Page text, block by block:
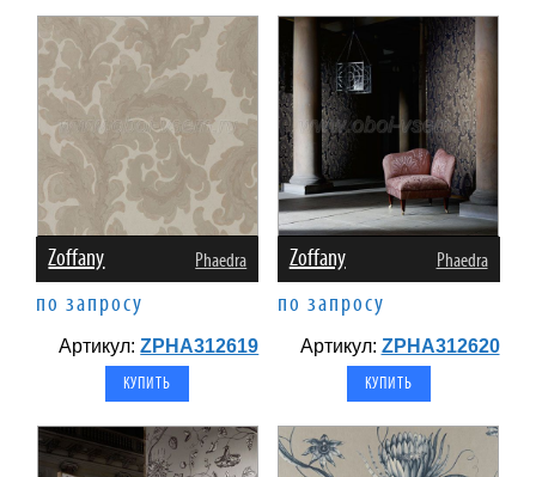
Zoffany Phaedra
по запросу
Артикул:ZPHA312619
Zoffany Phaedra
по запросу
Артикул: ZPHA312620